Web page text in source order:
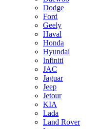
Dodge
Ford
Geely
Haval
Honda
Hyundai
Infiniti
JAC
Jaguar
Jeep
Jetour
KIA
Lada
Land Rover